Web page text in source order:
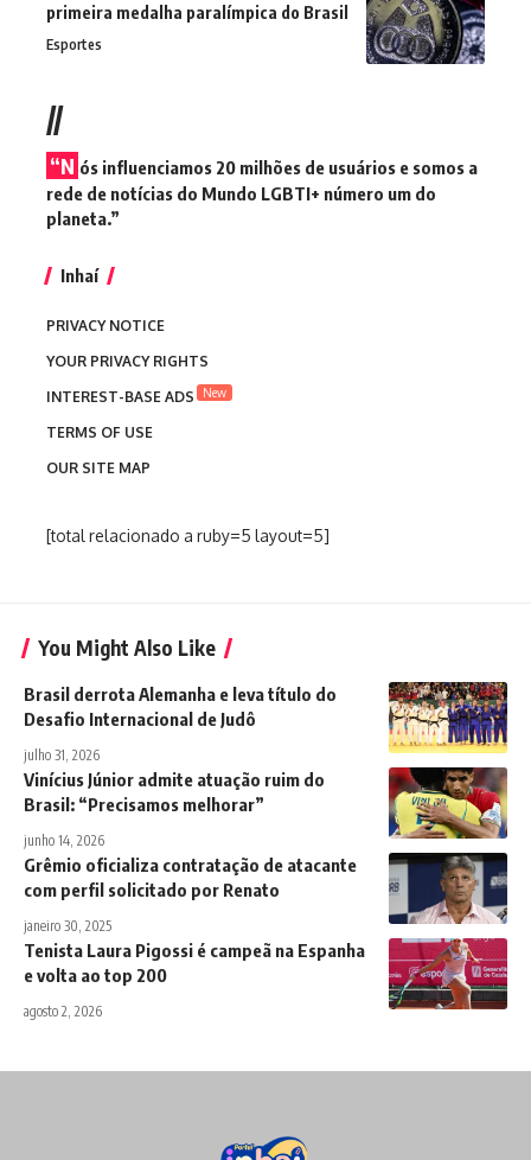
primeira medalha paralímpica do Brasil
Esportes
//
“N ós influenciamos 20 milhões de usuários e somos a
rede de notícias do Mundo LGBTI+ número um do
planeta.”
Inhaí
PRIVACY NOTICE
YOUR PRIVACY RIGHTS
INTEREST-BASE ADS
New
TERMS OF USE
OUR SITE MAP
[total relacionado a ruby=5 layout=5]
You Might Also Like
Brasil derrota Alemanha e leva título do
Desafio Internacional de Judô
julho 31, 2026
Vinícius Júnior admite atuação ruim do
Brasil: “Precisamos melhorar”
junho 14, 2026
Grêmio oficializa contratação de atacante
com perfil solicitado por Renato
janeiro 30, 2025
Tenista Laura Pigossi é campeã na Espanha
e volta ao top 200
agosto 2, 2026